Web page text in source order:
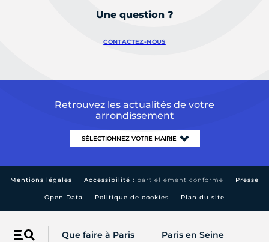
Menu Que faire à Paris Paris en Seine
Une question ?
CONTACTEZ-NOUS
Retrouvez les actualités de votre
arrondissement
Mentions légales Accessibilité : partiellement conforme Presse
Open Data Politique de cookies Plan du site